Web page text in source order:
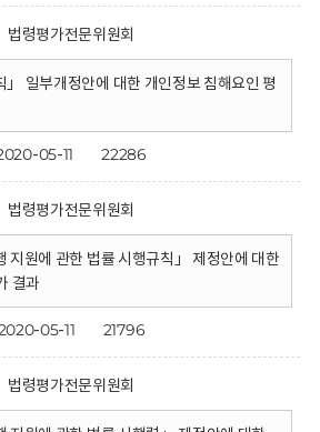
법령평가전문위원회
」 일부개정안에 대한 개인정보 침해요인 평
05-11 22286
법령평가전문위원회
지원에 관한 법률 시행규칙」 제정안에 대한
결과
05-11 21796
법령평가전문위원회